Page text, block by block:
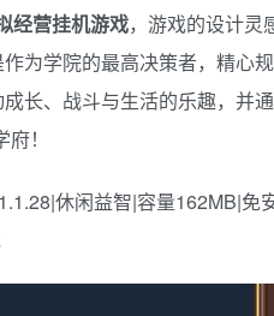
经营挂机游戏，游戏的设计灵
为学院的最高决策者，精心
长、战斗与生活的乐趣，并
！